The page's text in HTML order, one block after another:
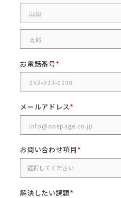
お電話番号
メールアドレス
お問い合わせ項目
解決したい課題